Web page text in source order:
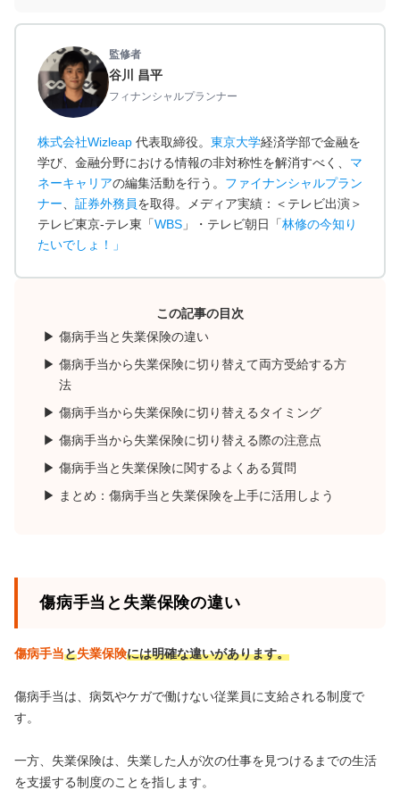
監修者
谷川 昌平
フィナンシャルプランナー
株式会社Wizleap 代表取締役。 東京大学経済学部で金融を
学び、金融分野における情報の非対称性を解消すべく、 マ
ネーキャリアの編集活動を行う。 ファイナンシャルプラン
ナー
証券外務員を取得。メディア実績：＜テレビ出演＞
テレビ東京-テレ東「WBS 」・テレビ朝日「林修の今知り
たいでしょ！
」
この記事の目次
傷病手当と失業保険の違い
傷病手当から失業保険に切り替えて両方受給する方
法
傷病手当から失業保険に切り替えるタイミング
傷病手当から失業保険に切り替える際の注意点
傷病手当と失業保険に関するよくある質問
まとめ：傷病手当と失業保険を上手に活用しよう
傷病手当と失業保険の違い
傷病手当と失業保険には明確な違いがあります。
傷病手当は、病気やケガで働けない従業員に支給される制度で
す。
一方、失業保険は、失業した人が次の仕事を見つけるまでの生活
を支援する制度のことを指します。